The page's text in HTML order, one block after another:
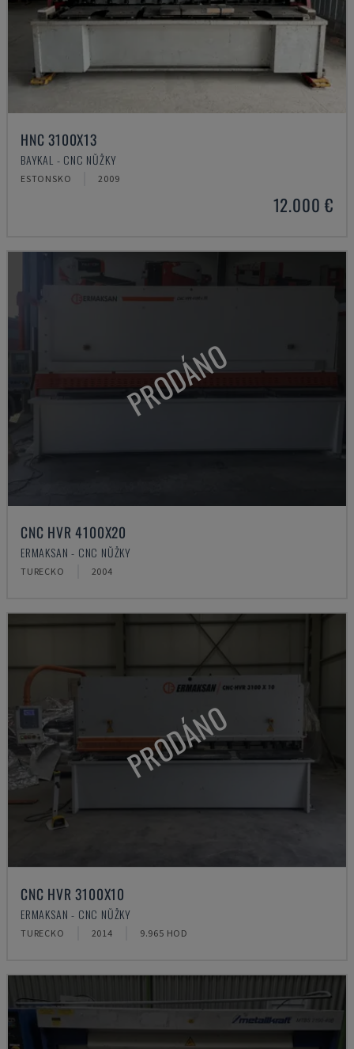
HNC 3100X13
BAYKAL - CNC NŮŽKY
ESTONSKO 2009
12.000 €
PRODÁNO
CNC HVR 4100X20
ERMAKSAN - CNC NŮŽKY
TURECKO 2004
PRODÁNO
CNC HVR 3100X10
ERMAKSAN - CNC NŮŽKY
TURECKO 2014 9.965 HOD